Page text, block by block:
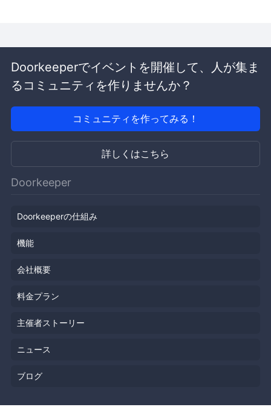
Doorkeeperでイベントを開催して、人が集ま
るコミュニティを作りませんか？
コミュニティを作ってみる！
詳しくはこちら
Doorkeeper
Doorkeeperの仕組み
機能
会社概要
料金プラン
主催者ストーリー
ニュース
ブログ